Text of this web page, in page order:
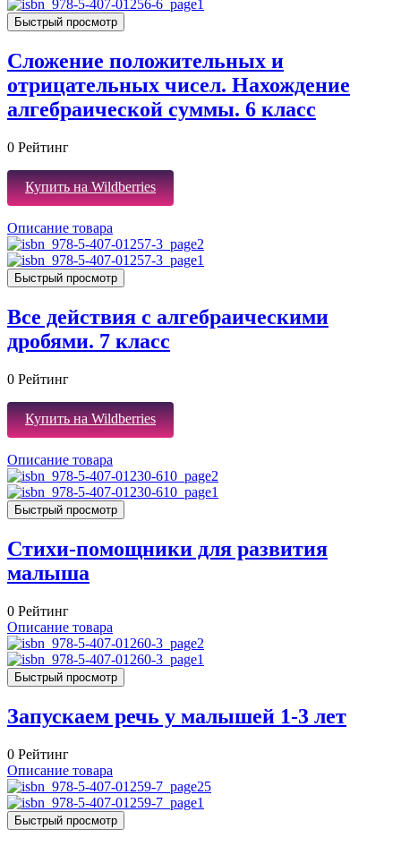
Быстрый просмотр
Сложение положительных и
отрицательных чисел. Нахождение
алгебраической суммы. 6 класс
0 Рейтинг
Купить на Wildberries
Описание товара
Быстрый просмотр
Все действия с алгебраическими
дробями. 7 класс
0 Рейтинг
Купить на Wildberries
Описание товара
Быстрый просмотр
Стихи-помощники для развития
малыша
0 Рейтинг
Описание товара
Быстрый просмотр
Запускаем речь у малышей 1-3 лет
0 Рейтинг
Описание товара
Быстрый просмотр